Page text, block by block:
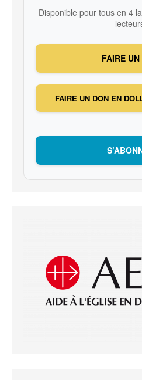
Disponible pour tous en 4
FAIRE
FAIRE UN DON EN